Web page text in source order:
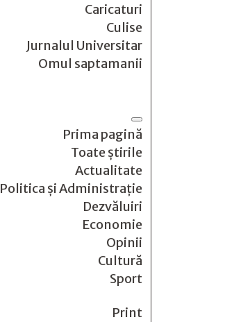
Caricaturi
Culise
Jurnalul Universitar
Omul saptamanii
Prima pagină
Toate știrile
Actualitate
Politica și Administrație
Dezvăluiri
Economie
Opinii
Cultură
Sport
Print